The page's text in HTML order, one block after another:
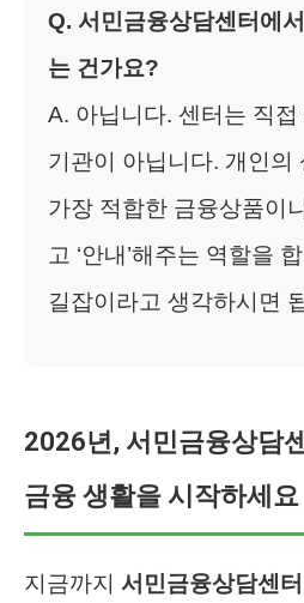
Q. 서민금융상담센터에
는 건가요?
A. 아닙니다. 센터는 직
기관이 아닙니다. 개인의
가장 적합한 금융상품이
고 ‘안내’해주는 역할을
길잡이라고 생각하시면
2026년, 서민금융상담
금융 생활을 시작하세요
지금까지 서민금융상담센터